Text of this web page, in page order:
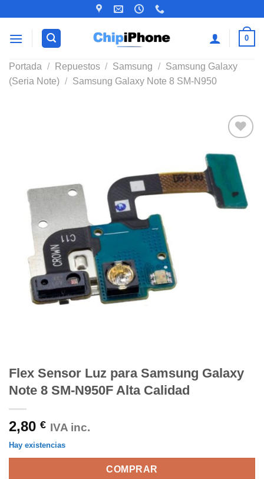
contenido
0
Portada / Repuestos / Samsung / Samsung Galaxy
(Seria Note) / Samsung Galaxy Note 8 SM-N950
a la
lista de
deseos
Flex Sensor Luz para Samsung Galaxy
Note 8 SM-N950F Alta Calidad
2,80 € IVA inc.
Hay existencias
COMPRAR